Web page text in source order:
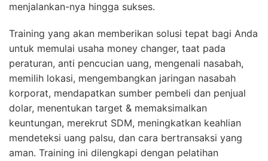
menjalankan-nya hingga sukses.
Training yang akan memberikan solusi tepat bagi Anda
untuk memulai usaha money changer, taat pada
peraturan, anti pencucian uang, mengenali nasabah,
memilih lokasi, mengembangkan jaringan nasabah
korporat, mendapatkan sumber pembeli dan penjual
dolar, menentukan target & memaksimalkan
keuntungan, merekrut SDM, meningkatkan keahlian
mendeteksi uang palsu, dan cara bertransaksi yang
aman. Training ini dilengkapi dengan pelatihan